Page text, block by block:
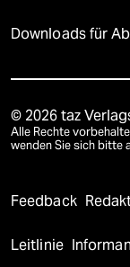
Downloads für
© 2026 taz
Alle Rechte
wenden Sie sich bitte
Feedback
Leitlinie